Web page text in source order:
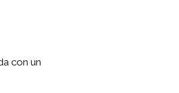
con un